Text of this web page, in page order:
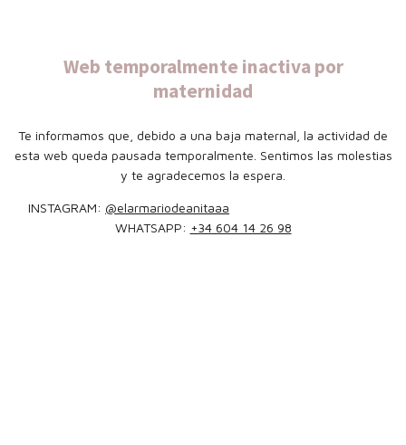
Web temporalmente inactiva por
maternidad
Te informamos que, debido a una baja maternal, la actividad de
esta web queda pausada temporalmente. Sentimos las molestias
y te agradecemos la espera.
INSTAGRAM: @elarmariodeanitaaa
WHATSAPP: +34 604 14 26 98